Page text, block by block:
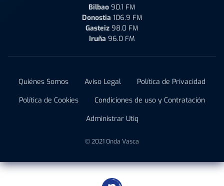
Bilbao 90.1 FM
Donostia 106.9 FM
Gasteiz 98.0 FM
Iruña 96.0 FM
Quiénes Somos Aviso Legal
Política de Privacidad
Política de Cookies
Condiciones de uso y Contratación
Administrar Utiq
© 2021 Onda Vasca